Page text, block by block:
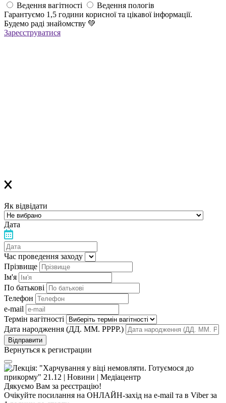
Ведення вагітності
Ведення пологів
Гарантуємо 1,5 години корисної та цікавої інформації.
Будемо раді знайомству 💚
Зареєструватися
Як відвідати
Дата
Час проведення заходу
Прізвище
Ім'я
По батькові
Телефон
e-mail
Термін вагітності
Дата народження (ДД. ММ. РРРР.)
Вернуться к регистрации
Дякуємо Вам за реєстрацію!
Очікуйте посилання на ОНЛАЙН-захід на e-mail та в Viber за